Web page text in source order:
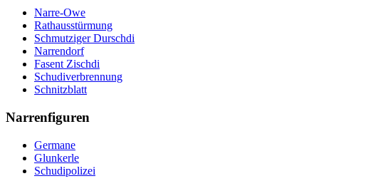
Narre-Owe
Rathausstürmung
Schmutziger Durschdi
Narrendorf
Fasent Zischdi
Schudiverbrennung
Schnitzblatt
Narrenfiguren
Germane
Glunkerle
Schudipolizei